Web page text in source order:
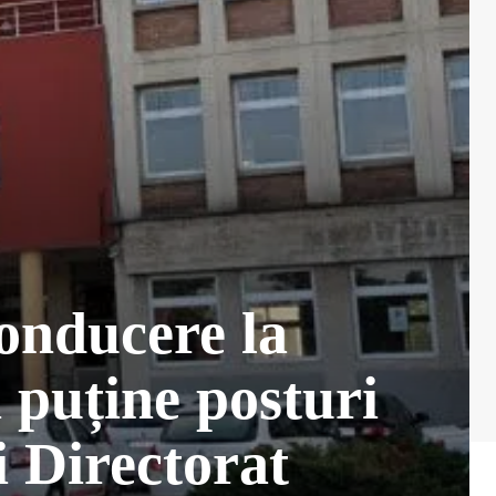
la
puține posturi
Directorat